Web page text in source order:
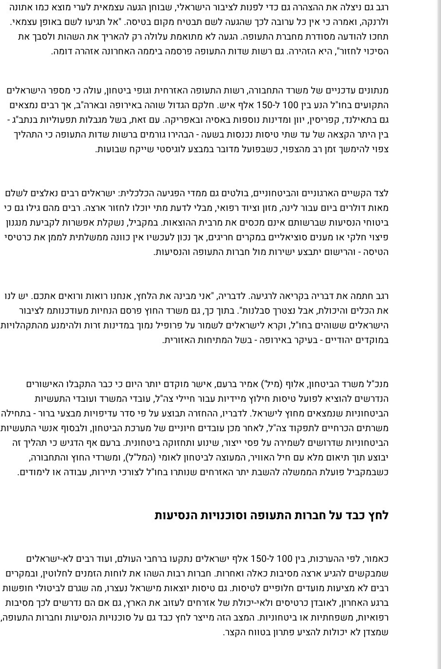
רגב גם ניצלה את ההצהרה גם כדי לפנות לציבור הישראלי, שבוחן הגעה עצמאית לערי מוצא כמו אתונה
ולרנקה, ואמרה כי אין כל ערובה לכך שהגעה לשם תבטיח מקום בטיסה. "אל תגיעו לשם באופן עצמאי.
תחכו להודעה מסודרת מחברת התעופה. הגעה לא מתואמת עלולה רק להאריך את השהות ולסבך את
הסיכוי לחזור", היא הזהירה. גם רשות שדות התעופה פרסמה ביממה האחרונה אזהרה דומה.
מנתונים עדכניים של משרד התחבורה, רשות התעופה האזרחית וגופי ביטחון, עולה כי מספר הישראלים
התקועים בחו"ל הנע בין 100 ל-150 אלף איש. חלקם הגדול שוהה באירופה ובארה"ב, אך רבים נמצאים
גם בתאילנד, קפריסין, יוון ומדינות נוספות באסיה ובאפריקה. עם זאת, בשל מגבלות תפעוליות בנתב"ג -
בין היתר הקצאה של עד שתי טיסות נכנסות בשעה - הבהירו גורמים ברשות שדות התעופה כי התהליך
צפוי להימשך זמן רב מהצפוי, כשבפועל מדובר במבצע לוגיסטי שייקח שבועות.
לצד הקשיים הארגוניים והביטחוניים, בולטים גם ממדי הפגיעה הכלכלית: ישראלים רבים נאלצים לשלם
מאות דולרים ביום עבור לינה, מזון וציוד רפואי, מבלי לדעת מתי יוכלו לחזור ארצה. רבים מהם גילו גם כי
ביטוחי הנסיעות שברשותם אינם מכסים את מרבית ההוצאות. במקביל, נשקלת אפשרות לקביעת מנגנון
פיצוי חלקי או מענים סוציאליים במקרים חריגים, אך נכון לעכשיו אין כוונה ממשלתית לממן את כרטיסי
הטיסה - והרישום יתבצע ישירות מול חברות התעופה והנסיעות.
רגב חתמה את דבריה בקריאה לרגיעה. לדבריה, "אני מבינה את הלחץ, אנחנו רואות ורואים אתכם. יש לנו
את הכלים והיכולת, אבל נצטרך סבלנות". בתוך כך, גם משרד החוץ פרסם הנחיות מעודכנותמ לציבור
הישראלים ששוהים בחו"ל, וקרא לישראלים לשמור על פרופיל נמוך במדינות זרות ולהימנע מהתקהלויות
במוקדים יהודיים - בעיקר באירופה - בשל המתיחות האזורית.
מנכ"ל משרד הביטחון, אלוף (מיל') אמיר ברעם, אישר מוקדם יותר היום כי כבר התקבלו האישורים
הנדרשים להוציא לפועל טיסות חילוץ מיידיות עבור חיילי צה"ל, עובדי המשרד ועובדי התעשיות
הביטחוניות שנמצאים מחוץ לישראל. לדבריו, ההחזרה תבוצע על פי סדר עדיפויות מבצעי ברור - בתחילה
משרתים הכרחיים לתפקוד צה"ל, לאחר מכן עובדים חיוניים של מערכת הביטחון, ולבסוף אנשי התעשיות
הביטחוניות שדרושים לשמירה על פסי ייצור, שינוע ותחזוקה ביטחונית. ברעם אף הדגיש כי תהליך זה
יבוצע תוך תיאום מלא עם חיל האוויר, המעוצה לביטחון לאומי (המל"ל), ומשרדי החוץ והתחבורה,
כשבמקביל פועלת הממשלה להשבת יתר האזרחים שנותרו בחו"ל לצורכי תיירות, עבודה או לימודים.
לחץ כבד על חברות התעופה וסוכנויות הנסיעות
כאמור, לפי ההערכות, בין 100 ל-150 אלף ישראלים נתקעו ברחבי העולם, ועוד רבים לא-ישראלים
שמבקשים להגיע ארצה מסיבות כאלה ואחרות. חברות רבות השהו את לוחות הזמנים לחלוטין, ובמקרים
רבים לא מציעות מועדים חלופיים לטיסות. גם טיסות יוצאות מישראל נעצרו, מה שגרם לביטולי חופשות
ברגע האחרון, לאובדן כרטיסים ולאי-יכולת של אזרחים לעזוב את הארץ, גם אם הם נדרשים לכך מסיבות
רפואיות, משפחתיות או ביטחוניות. המצב הזה מייצר לחץ כבד גם על סוכנויות הנסיעות וחברות התעופה,
שמצדן לא יכולות להציע פתרון בטווח הקצר.